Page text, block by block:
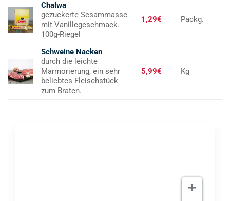
Chalwa
gezuckerte Sesammasse
mit Vanillegeschmack.
100g-Riegel
1,29€ Packg.
Schweine Nacken
durch die leichte
Marmorierung, ein sehr
beliebtes Fleischstück
zum Braten.
5,99€ Kg